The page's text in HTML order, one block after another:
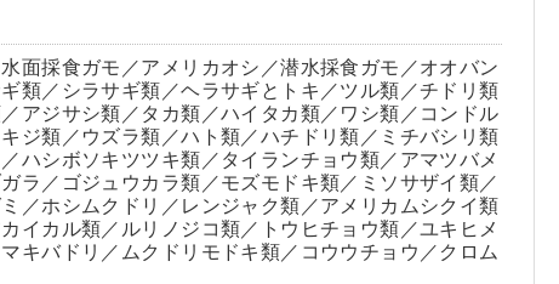
面採食ガモ／アメリカオシ／潜水採食ガモ／オオバン
類／シラサギ類／ヘラサギとトキ／ツル類／チドリ類
アジサシ類／タカ類／ハイタカ類／ワシ類／コンドル
ジ類／ウズラ類／ハト類／ハチドリ類／ミチバシリ類
ハシボソキツツキ類／タイランチョウ類／アマツバメ
ラ／ゴジュウカラ類／モズモドキ類／ミソサザイ類／
／ホシムクドリ／レンジャク類／アメリカムシクイ類
イカル類／ルリノジコ類／トウヒチョウ類／ユキヒメ
キバドリ／ムクドリモドキ類／コウウチョウ／クロム